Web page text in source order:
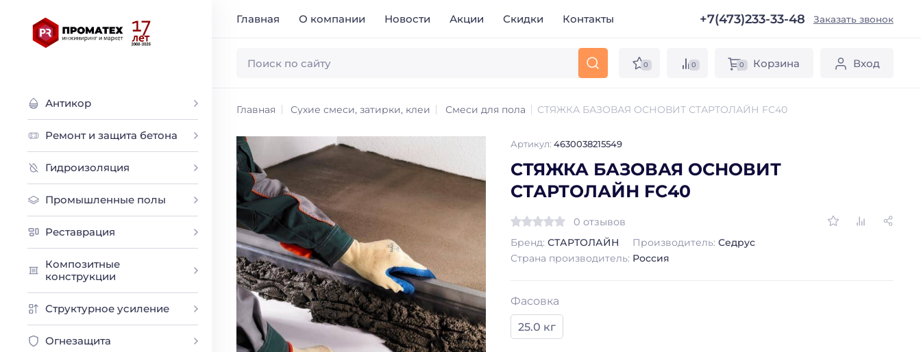
Главная О компании Новости Акции Скидки Контакты +7(473)233-33-48 Заказать звонок
0 0 0 Корзина Вход
Главная Сухие смеси, затирки, клеи Смеси для пола СТЯЖКА БАЗОВАЯ ОСНОВИТ СТАРТОЛАЙН FC40
СТЯЖКА БАЗОВАЯ ОСНОВИТ
СТАРТОЛАЙН FC40
0 отзывов
Бренд:СТАРТОЛАЙН Производитель:Седрус
Страна производитель: Россия
Фасовка
25.0 кг
Артикул:4630038215549
Антикор
Ремонт и защита бетона
Гидроизоляция
Промышленные полы
Реставрация
Композитные
конструкции
Структурное усиление
Огнезащита